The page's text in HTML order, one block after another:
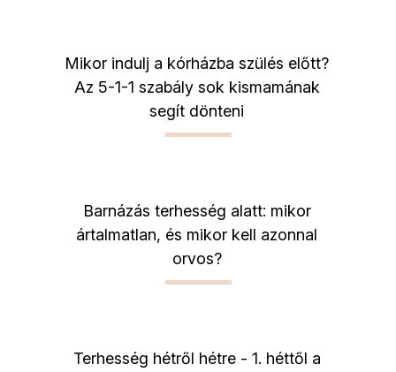
Mikor indulj a kórházba szülés előtt?
Az 5-1-1 szabály sok kismamának
segít dönteni
Barnázás terhesség alatt: mikor
ártalmatlan, és mikor kell azonnal
orvos?
Terhesség hétről hétre - 1. héttől a